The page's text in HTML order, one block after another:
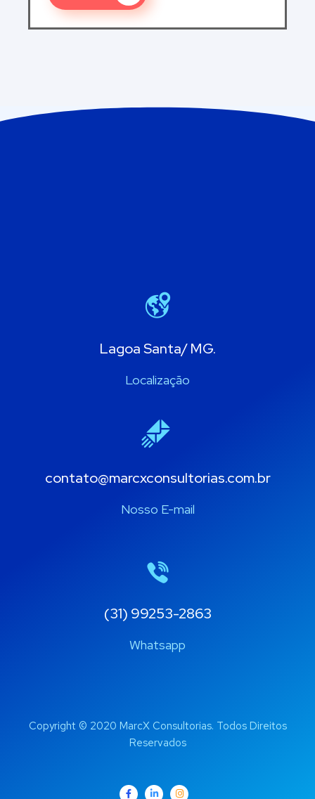
Lagoa Santa/ MG.
Localização
contato@marcxconsultorias.com​.br
Nosso E-mail
(31) 99253-2863
Whatsapp
Copyright © 2020 MarcX Consultorias. Todos Direitos
Reservados